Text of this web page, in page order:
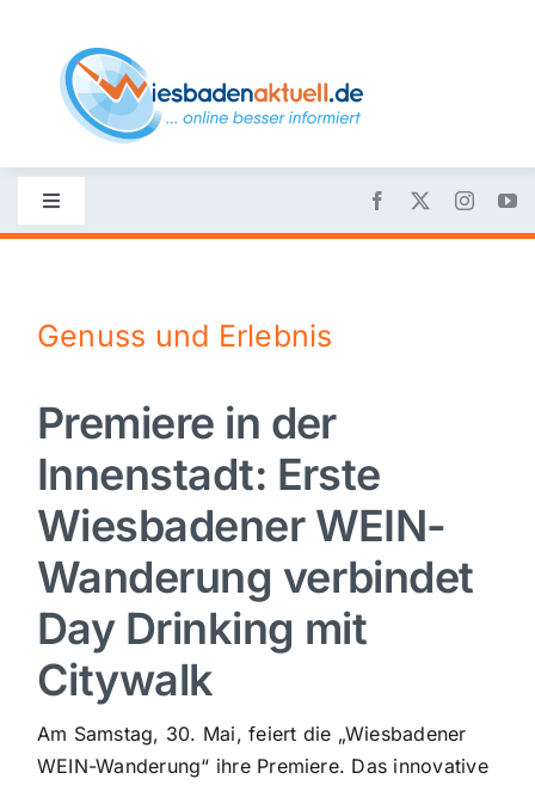
content
Toggle
Navigation
Nachrichten
Politik
Wirtschaft
Sport
Kultur
Panorama
Genuss und Erlebnis
Premiere in der
Innenstadt: Erste
Wiesbadener WEIN-
Wanderung verbindet
Day Drinking mit
Citywalk
Am Samstag, 30. Mai, feiert die „Wiesbadener
WEIN-Wanderung“ ihre Premiere. Das innovative